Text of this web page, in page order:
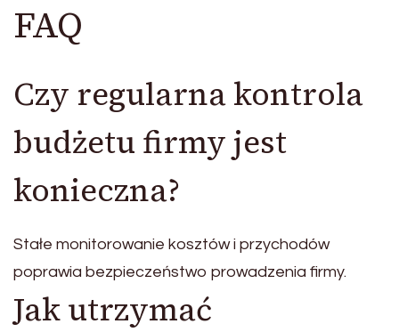
FAQ
Czy regularna kontrola
budżetu firmy jest
konieczna?
Stałe monitorowanie kosztów i przychodów
poprawia bezpieczeństwo prowadzenia firmy.
Jak utrzymać